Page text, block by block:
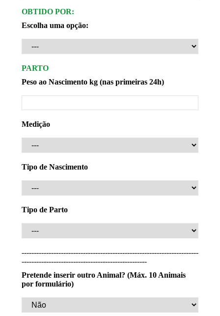
OBTIDO POR:
Escolha uma opção:
PARTO
Peso ao Nascimento kg (nas primeiras 24h)
Medição
Tipo de Nascimento
Tipo de Parto
------------------------------------------------------------------------
---------------------------------------------------
Pretende inserir outro Animal? (Máx. 10 Animais
por formulário)